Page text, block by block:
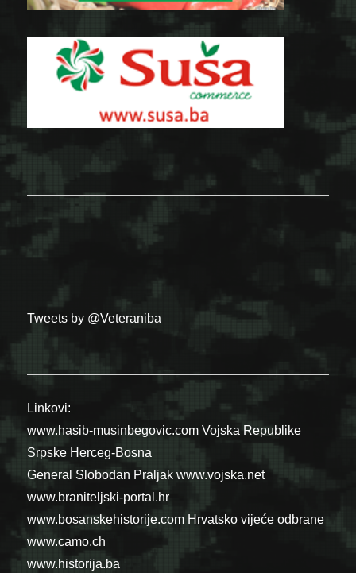
Tweets by @Veteraniba
Linkovi:
www.hasib-musinbegovic.com Vojska Republike
Srpske Herceg-Bosna
General Slobodan Praljak www.vojska.net
www.braniteljski-portal.hr
www.bosanskehistorije.com Hrvatsko vijeće odbrane
www.camo.ch
www.historija.ba